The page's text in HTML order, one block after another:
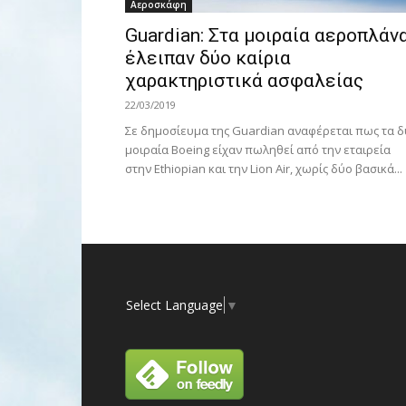
Αεροσκάφη
Guardian: Στα μοιραία
έλειπαν δύο καίρια
χαρακτηριστικά ασφαλείας
22/03/2019
Σε δημοσίευμα της Guardian αναφέρεται πως τα
μοιραία Boeing είχαν πωληθεί από την εταιρεία
στην Ethiopian και την Lion Air, χωρίς δύο βασικά...
Select Language ▼